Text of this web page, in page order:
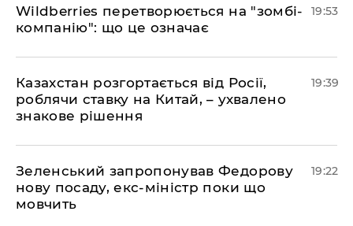
​Wildberries перетворюється на "зомбі-
компанію": що це означає
19:53
​Казахстан розгортається від Росії,
роблячи ставку на Китай, – ухвалено
знакове рішення
19:39
​Зеленський запропонував Федорову
нову посаду, екс-міністр поки що
мовчить
19:22